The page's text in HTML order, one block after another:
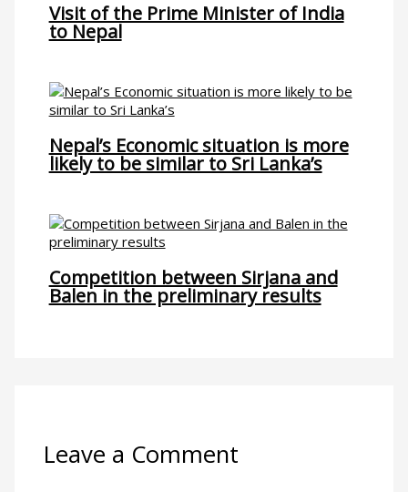
Visit of the Prime Minister of India
to Nepal
Nepal’s Economic situation is more
likely to be similar to Sri Lanka’s
Competition between Sirjana and
Balen in the preliminary results
Leave a Comment